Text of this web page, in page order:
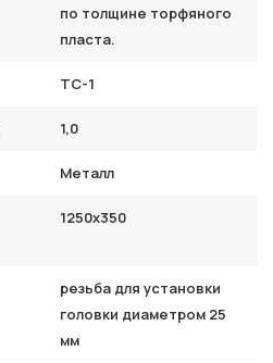
по толщине торфяного
пласта.
ТС-1
1,0
Металл
1250х350
резьба для установки
головки диаметром 25
мм